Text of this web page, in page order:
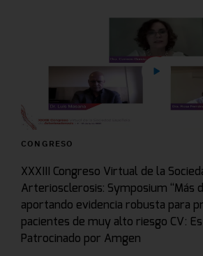
CONGRESO
XXXIII Congreso Virtual de la
Arteriosclerosis: Symposium “Más
aportando evidencia robusta para
pacientes de muy alto riesgo CV:
Patrocinado por Amgen